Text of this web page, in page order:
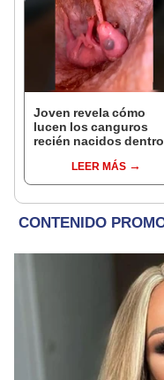
Joven revela cómo
lucen los canguros
recién nacidos dentro
madre [VIDEO]
LEER MÁS